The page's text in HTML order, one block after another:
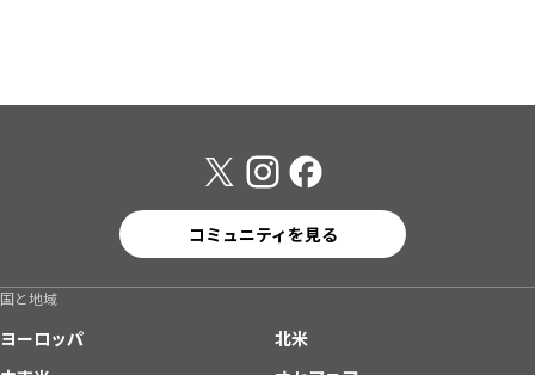
コミュニティを見る
国と地域
ヨーロッパ
北米